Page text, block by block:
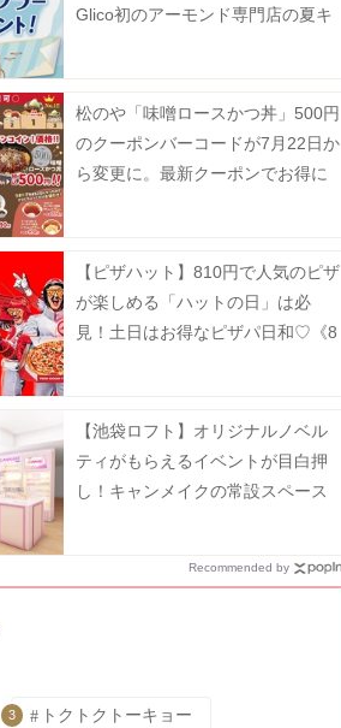
Glico初のアーモンド専門店の夏キ
松のや「味噌ロースかつ丼」500円
のクーポンバーコードが7月22日か
ら変更に。最新クーポンでお得に
【ピザハット】810円で人気のピザ
が楽しめる「ハットの日」は必
見！土日はお得なピザパ日和♡《8
【池袋ロフト】オリジナルノベル
ティがもらえるイベントが目白押
し！キャンメイクの常設スペース
Recommended by
3 トクトクトーキョー